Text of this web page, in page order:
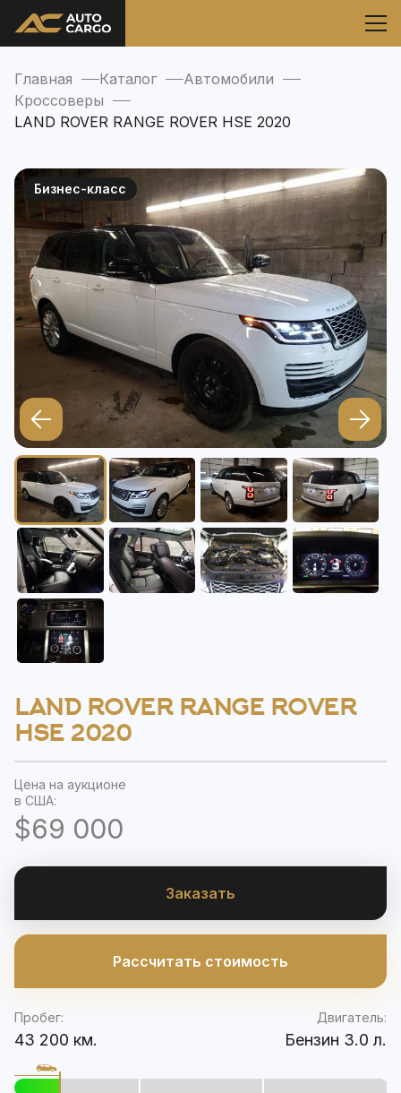
Главная Каталог
Автомобили
Кроссоверы
LAND ROVER RANGE ROVER HSE 2020
Бизнес-класс
LAND ROVER RANGE ROVER
HSE 2020
Цена на аукционе
в США:
$69 000
Заказать
Рассчитать стоимость
Пробег:
43 200 км.
Двигатель:
Бензин 3.0 л.